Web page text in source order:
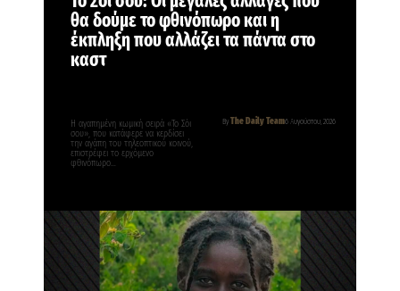
θα δούμε το φθινόπωρο και η
έκπληξη που αλλάζει τα πάντα στο
καστ
By The Daily Team6 Αυγούστου, 2026
Η αγαπημένη κωμική σειρά «Το Σόι
σου», που κατάφερε να κερδίσει
την αγάπη του τηλεοπτικού κοινού,
επιστρέφει το ερχόμενο
φθινόπωρο…